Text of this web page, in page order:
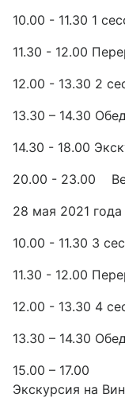
10.00 - 11.30 1
11.30 - 12.00
12.00 - 13.30 2
13.30 – 14.30
14.30 - 18.00
20.00 - 23.00
28 мая 2021 года
10.00 - 11.30 3
11.30 - 12.00
12.00 - 13.30 4
13.30 – 14.30
15.00 – 17.00
Экскурсия на